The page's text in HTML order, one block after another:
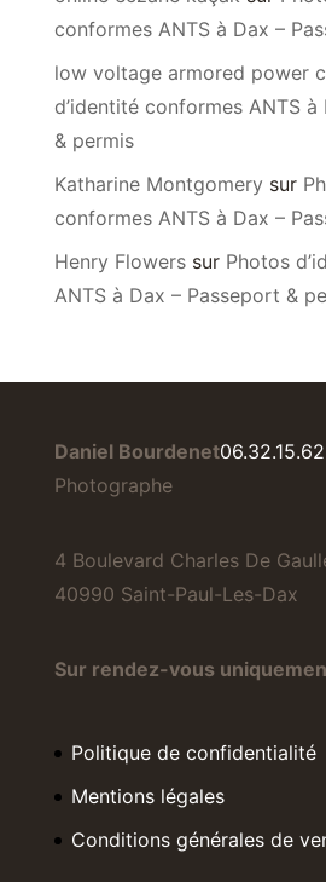
conformes ANTS à Dax –
low voltage armored power
d’identité conformes ANTS
& permis
Katharine Montgomery sur
conformes ANTS à Dax –
Henry Flowerssur Photos
ANTS à Dax – Passeport &
Daniel Bourdenet
Photographe
4 Boulevard Charles De
40990 Saint-Paul-Les-Dax
Sur rendez-vous
Politique de confidentialité
Mentions légales
Conditions générales de